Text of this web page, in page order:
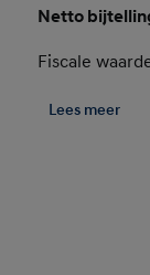
Netto
Fiscale
Lees meer